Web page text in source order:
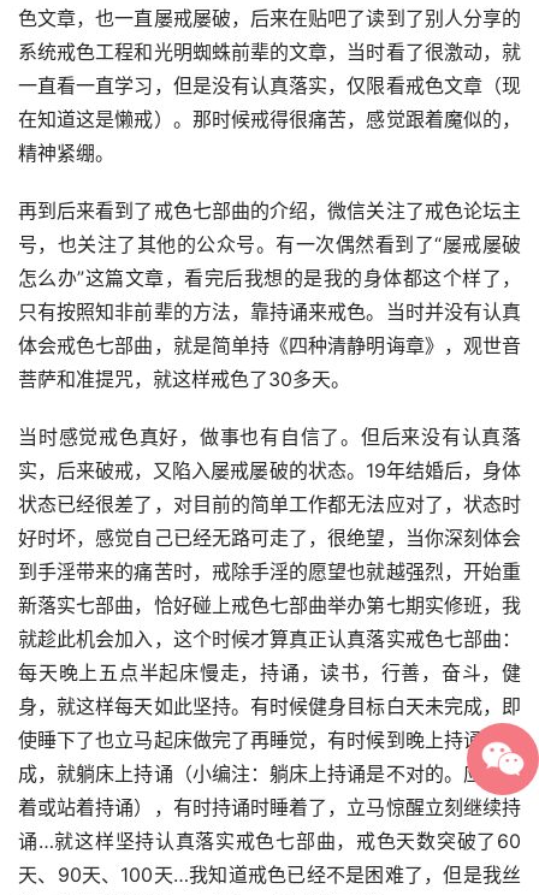
色文章，也一直屡戒屡破，后来在贴吧了读到了别人分享的
系统戒色工程和光明蜘蛛前辈的文章，当时看了很激动，就
一直看一直学习，但是没有认真落实，仅限看戒色文章（现
在知道这是懒戒）。那时候戒得很痛苦，感觉跟着魔似的，
精神紧绷。
再到后来看到了戒色七部曲的介绍，微信关注了戒色论坛主
号，也关注了其他的公众号。有一次偶然看到了“屡戒屡破
怎么办”这篇文章，看完后我想的是我的身体都这个样了，
只有按照知非前辈的方法，靠持诵来戒色。当时并没有认真
体会戒色七部曲，就是简单持《四种清静明诲章》，观世音
菩萨和准提咒，就这样戒色了30多天。
当时感觉戒色真好，做事也有自信了。但后来没有认真落
实，后来破戒，又陷入屡戒屡破的状态。19年结婚后，身体
状态已经很差了，对目前的简单工作都无法应对了，状态时
好时坏，感觉自己已经无路可走了，很绝望，当你深刻体会
到手淫带来的痛苦时，戒除手淫的愿望也就越强烈，开始重
新落实七部曲，恰好碰上戒色七部曲举办第七期实修班，我
就趁此机会加入，这个时候才算真正认真落实戒色七部曲：
每天晚上五点半起床慢走，持诵，读书，行善，奋斗，健
身，就这样每天如此坚持。有时候健身目标白天未完成，即
使睡下了也立马起床做完了再睡觉，有时候到晚上持诵没完
成，就躺床上持诵（小编注：躺床上持诵是不对的。应该坐
着或站着持诵），有时持诵时睡着了，立马惊醒立刻继续持
诵…就这样坚持认真落实戒色七部曲，戒色天数突破了60
天、90天、100天…我知道戒色已经不是困难了，但是我丝